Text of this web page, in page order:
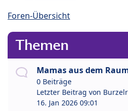
Foren-Übersicht
Themen
Mamas aus dem
0 Beiträge
Letzter Beitrag von
16. Jan 2026 09:01